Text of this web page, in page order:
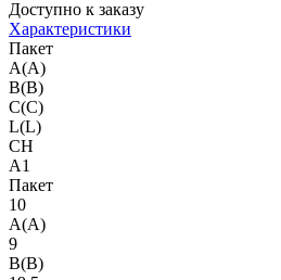
Доступно к заказу
Характеристики
Пакет
A(A)
B(B)
C(C)
L(L)
CH
A1
Пакет
10
A(A)
9
B(B)